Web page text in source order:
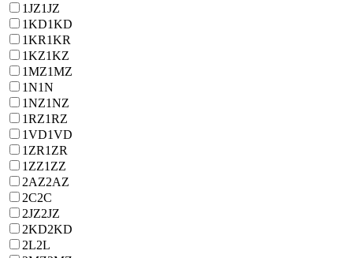
1JZ1JZ
1KD1KD
1KR1KR
1KZ1KZ
1MZ1MZ
1N1N
1NZ1NZ
1RZ1RZ
1VD1VD
1ZR1ZR
1ZZ1ZZ
2AZ2AZ
2C2C
2JZ2JZ
2KD2KD
2L2L